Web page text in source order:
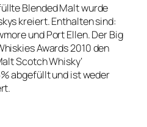
Blended Malt wurde
kreiert. Enthalten sind:
und Port Ellen. Der Big
Awards 2010 den
Scotch Whisky‘
abgefüllt und ist weder